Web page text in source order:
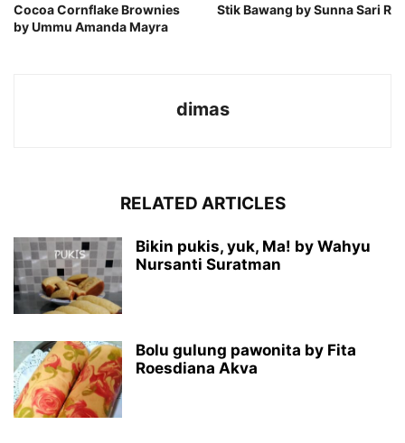
Cocoa Cornflake Brownies
by Ummu Amanda Mayra
Stik Bawang by Sunna Sari R
dimas
RELATED ARTICLES
Bikin pukis, yuk, Ma! by Wahyu
Nursanti Suratman
Bolu gulung pawonita by Fita
Roesdiana Akva